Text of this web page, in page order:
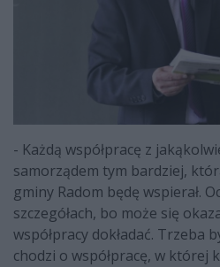
- Każdą współpracę z
samorządem tym bardziej,
gminy Radom będę wspierał.
szczegółach, bo może się
współpracy dokładać. Trzeba
chodzi o współpracę, w której